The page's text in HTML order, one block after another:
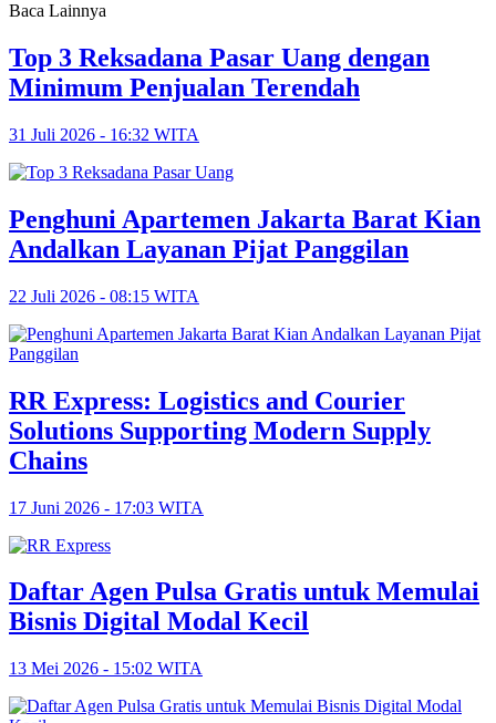
Baca Lainnya
Top 3 Reksadana Pasar Uang dengan
Minimum Penjualan Terendah
31 Juli 2026 - 16:32 WITA
Penghuni Apartemen Jakarta Barat Kian
Andalkan Layanan Pijat Panggilan
22 Juli 2026 - 08:15 WITA
RR Express: Logistics and Courier
Solutions Supporting Modern Supply
Chains
17 Juni 2026 - 17:03 WITA
Daftar Agen Pulsa Gratis untuk Memulai
Bisnis Digital Modal Kecil
13 Mei 2026 - 15:02 WITA